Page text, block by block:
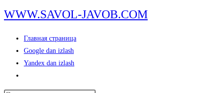
Перейти
к
содержимому
WWW.SAVOL-JAVOB.COM
Главная страница
Google dan izlash
Yandex dan izlash